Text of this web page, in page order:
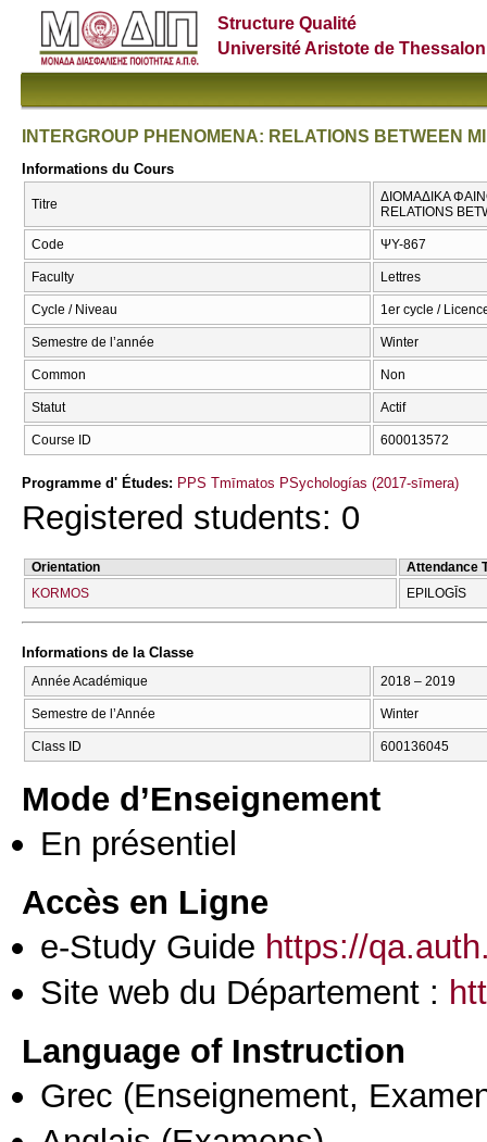
Structure Qualité
Université Aristote de
INTERGROUP PHENOMENA: RELATIONS BETWEEN
Informations du Cours
Titre
ΔΙΟΜΑΔΙΚΑ
RELATIONS
Code ΨΥ-867
Faculty Lettres
Cycle / Niveau 1er cycle /
Semestre de l’année Winter
Common Non
Statut Actif
Course ID 600013572
Programme d' Études: PPS Tmīmatos PSychologías (2017-sīmera)
Registered students: 0
Orientation
Attendance
KORMOS
EPILOGĪS
Informations de la Classe
Année Académique 2018 – 2019
Semestre de l’Année Winter
Class ID 600136045
Mode d’Enseignement
En présentiel
Accès en Ligne
e-Study Guide https://
Site web du Département :
Language of Instruction
Grec (Enseignement,